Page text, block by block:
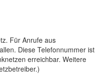
Für Anrufe aus
Diese Telefonnummer ist
erreichbar. Weitere